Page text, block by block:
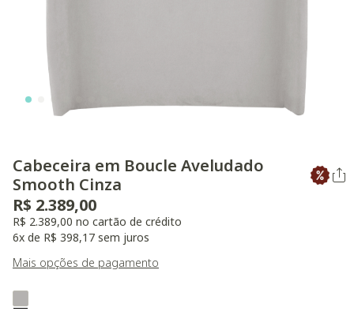
Cabeceira em Boucle Aveludado
Smooth Cinza
R$ 2.389,00
R$ 2.389,00 no cartão de crédito
6x de R$ 398,17 sem juros
Mais opções de pagamento
Selected